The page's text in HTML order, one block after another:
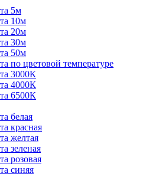
5м
10м
20м
30м
50м
по цветовой температуре
3000К
4000К
6500К
белая
красная
желтая
зеленая
розовая
синяя